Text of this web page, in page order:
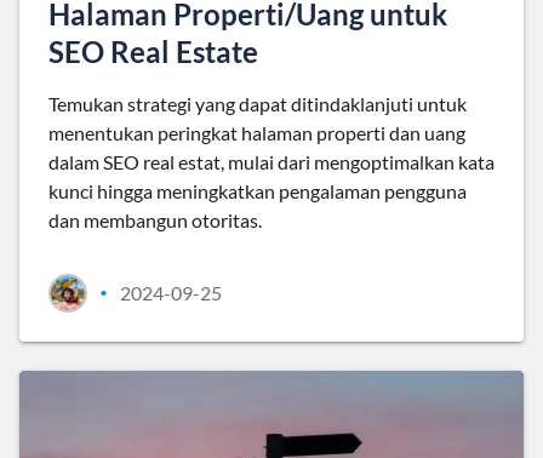
Halaman Properti/Uang untuk
SEO Real Estate
Temukan strategi yang dapat ditindaklanjuti untuk
menentukan peringkat halaman properti dan uang
dalam SEO real estat, mulai dari mengoptimalkan kata
kunci hingga meningkatkan pengalaman pengguna
dan membangun otoritas.
• 2024-09-25